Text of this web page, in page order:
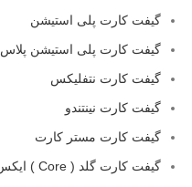
گیفت کارت پلی استیشن
گیفت کارت پلی استیشن پلاس
گیفت کارت نتفلیکس
گیفت کارت نینتندو
گیفت کارت مستر کارت
گیفت کارت گلد ( Core ) ایکس باکس